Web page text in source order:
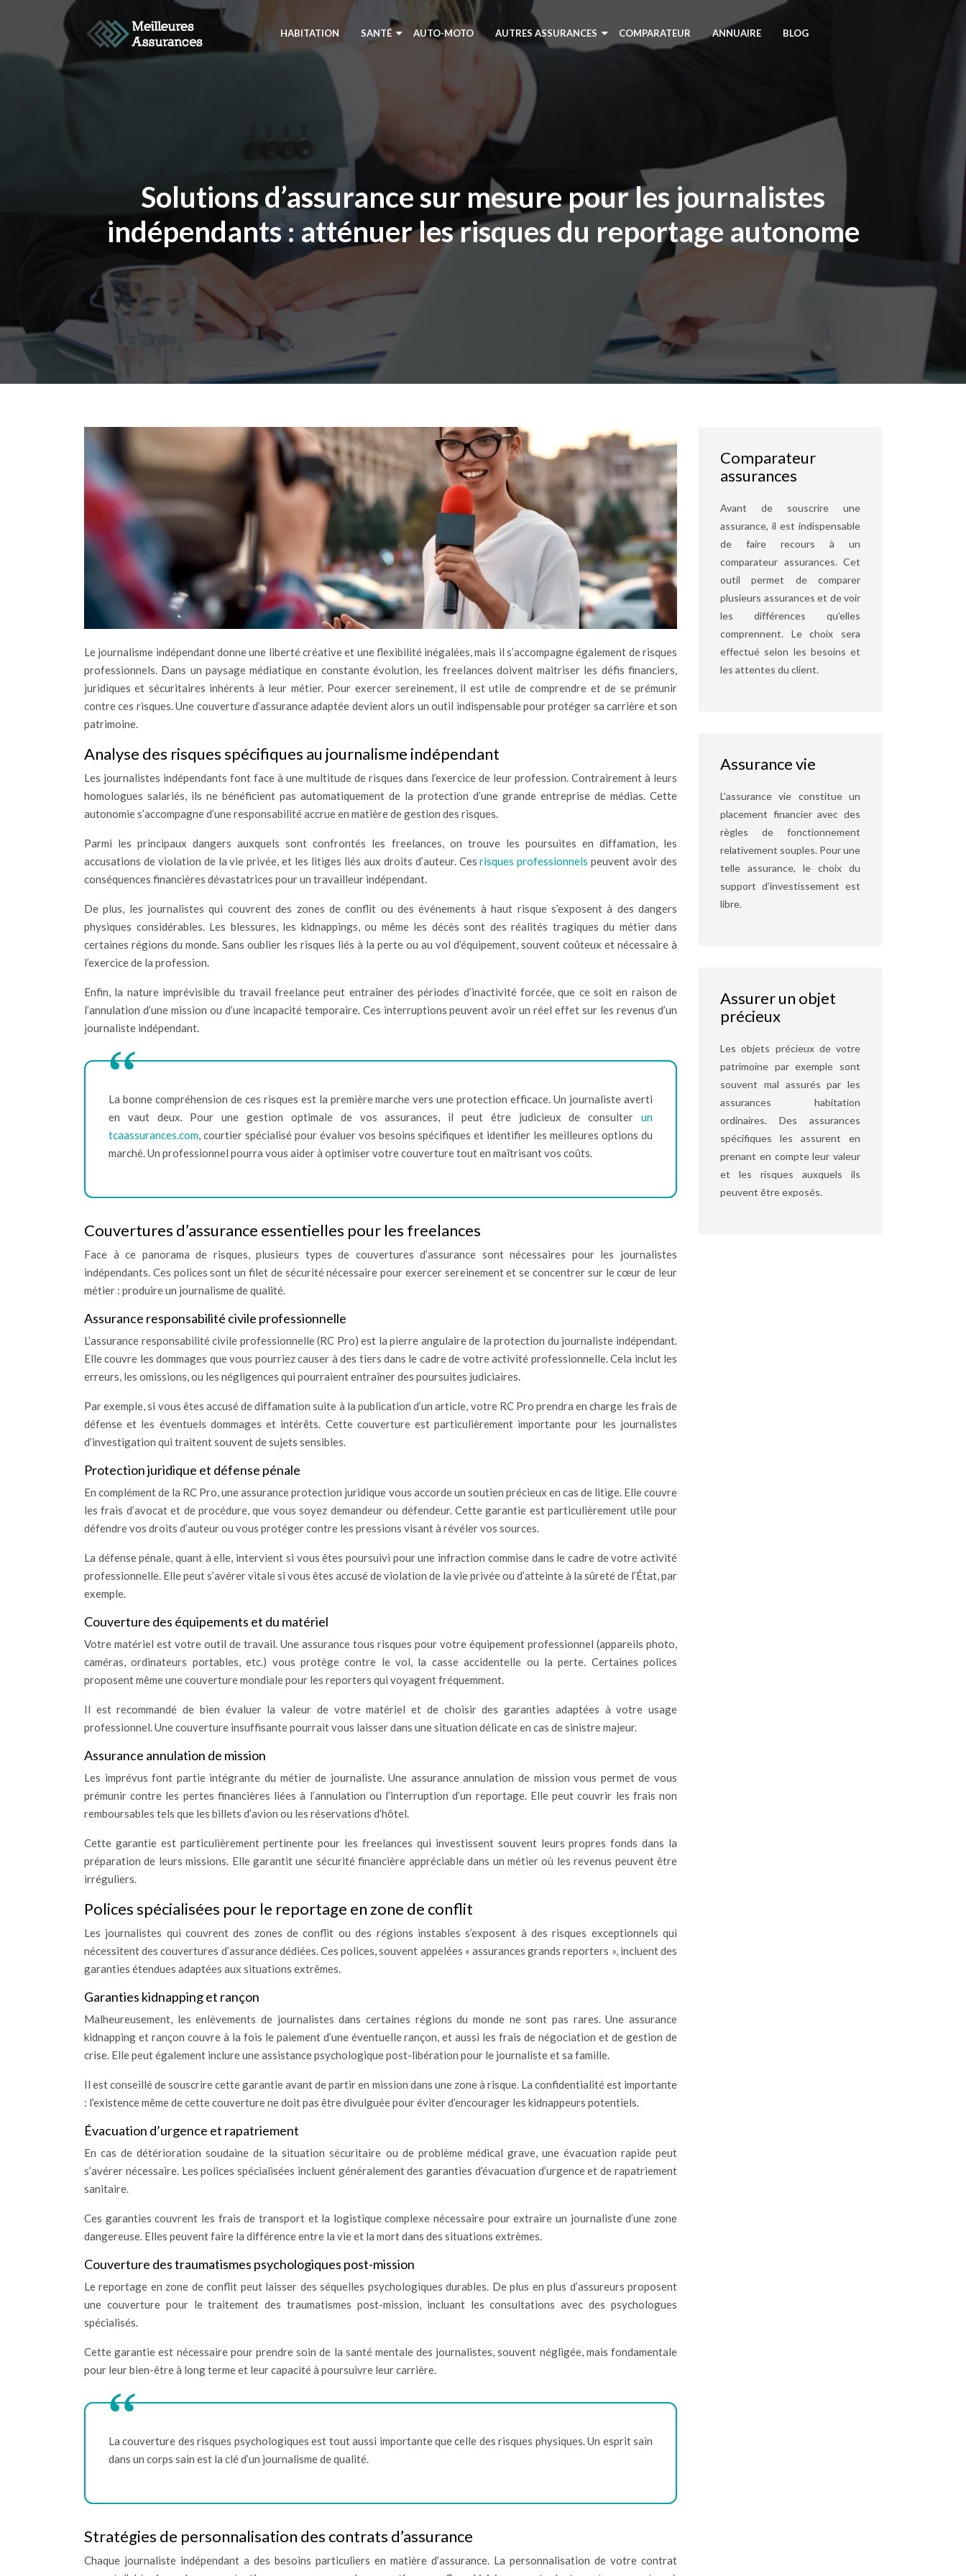
HABITATION SANTÉ AUTO-MOTO AUTRES ASSURANCES COMPARATEUR ANNUAIRE BLOG
Solutions d’assurance sur mesure pour les journalistes
indépendants : atténuer les risques du reportage autonome
Le journalisme indépendant donne une liberté créative et une flexibilité inégalées, mais il s’accompagne également de risques
professionnels. Dans un paysage médiatique en constante évolution, les freelances doivent maitriser les défis financiers,
juridiques et sécuritaires inhérents à leur métier. Pour exercer sereinement, il est utile de comprendre et de se prémunir
contre ces risques. Une couverture d’assurance adaptée devient alors un outil indispensable pour protéger sa carrière et son
patrimoine.
Analyse des risques spécifiques au journalisme indépendant
Les journalistes indépendants font face à une multitude de risques dans l’exercice de leur profession. Contrairement à leurs
homologues salariés, ils ne bénéficient pas automatiquement de la protection d’une grande entreprise de médias. Cette
autonomie s’accompagne d’une responsabilité accrue en matière de gestion des risques.
Parmi les principaux dangers auxquels sont confrontés les freelances, on trouve les poursuites en diffamation, les
accusations de violation de la vie privée, et les litiges liés aux droits d’auteur. Cesrisques professionnelspeuvent avoir des
conséquences financières dévastatrices pour un travailleur indépendant.
De plus, les journalistes qui couvrent des zones de conflit ou des événements à haut risque s’exposent à des dangers
physiques considérables. Les blessures, les kidnappings, ou même les décès sont des réalités tragiques du métier dans
certaines régions du monde. Sans oublier les risques liés à la perte ou au vol d’équipement, souvent coûteux et nécessaire à
l’exercice de la profession.
Enfin, la nature imprévisible du travail freelance peut entraîner des périodes d’inactivité forcée, que ce soit en raison de
l’annulation d’une mission ou d’une incapacité temporaire. Ces interruptions peuvent avoir un réel effet sur les revenus d’un
journaliste indépendant.
La bonne compréhension de ces risques est la première marche vers une protection efficace. Un journaliste averti
en vaut deux. Pour une gestion optimale de vos assurances, il peut être judicieux de consulter un
tcaassurances.com, courtier spécialisé pour évaluer vos besoins spécifiques et identifier les meilleures options du
marché. Un professionnel pourra vous aider à optimiser votre couverture tout en maîtrisant vos coûts.
Couvertures d’assurance essentielles pour les freelances
Face à ce panorama de risques, plusieurs types de couvertures d’assurance sont nécessaires pour les journalistes
indépendants. Ces polices sont un filet de sécurité nécessaire pour exercer sereinement et se concentrer sur le cœur de leur
métier : produire un journalisme de qualité.
Assurance responsabilité civile professionnelle
L’assurance responsabilité civile professionnelle (RC Pro) est la pierre angulaire de la protection du journaliste indépendant.
Elle couvre les dommages que vous pourriez causer à des tiers dans le cadre de votre activité professionnelle. Cela inclut les
erreurs, les omissions, ou les négligences qui pourraient entraîner des poursuites judiciaires.
Par exemple, si vous êtes accusé de diffamation suite à la publication d’un article, votre RC Pro prendra en charge les frais de
défense et les éventuels dommages et intérêts. Cette couverture est particulièrement importante pour les journalistes
d’investigation qui traitent souvent de sujets sensibles.
Protection juridique et défense pénale
En complément de la RC Pro, une assurance protection juridique vous accorde un soutien précieux en cas de litige. Elle couvre
les frais d’avocat et de procédure, que vous soyez demandeur ou défendeur. Cette garantie est particulièrement utile pour
défendre vos droits d’auteur ou vous protéger contre les pressions visant à révéler vos sources.
La défense pénale, quant à elle, intervient si vous êtes poursuivi pour une infraction commise dans le cadre de votre activité
professionnelle. Elle peut s’avérer vitale si vous êtes accusé de violation de la vie privée ou d’atteinte à la sûreté de l’État, par
exemple.
Couverture des équipements et du matériel
Votre matériel est votre outil de travail. Une assurance tous risques pour votre équipement professionnel (appareils photo,
caméras, ordinateurs portables, etc.) vous protège contre le vol, la casse accidentelle ou la perte. Certaines polices
proposent même une couverture mondiale pour les reporters qui voyagent fréquemment.
Il est recommandé de bien évaluer la valeur de votre matériel et de choisir des garanties adaptées à votre usage
professionnel. Une couverture insuffisante pourrait vous laisser dans une situation délicate en cas de sinistre majeur.
Assurance annulation de mission
Les imprévus font partie intégrante du métier de journaliste. Une assurance annulation de mission vous permet de vous
prémunir contre les pertes financières liées à l’annulation ou l’interruption d’un reportage. Elle peut couvrir les frais non
remboursables tels que les billets d’avion ou les réservations d’hôtel.
Cette garantie est particulièrement pertinente pour les freelances qui investissent souvent leurs propres fonds dans la
préparation de leurs missions. Elle garantit une sécurité financière appréciable dans un métier où les revenus peuvent être
irréguliers.
Polices spécialisées pour le reportage en zone de conflit
Les journalistes qui couvrent des zones de conflit ou des régions instables s’exposent à des risques exceptionnels qui
nécessitent des couvertures d’assurance dédiées. Ces polices, souvent appelées « assurances grands reporters », incluent des
garanties étendues adaptées aux situations extrêmes.
Garanties kidnapping et rançon
Malheureusement, les enlèvements de journalistes dans certaines régions du monde ne sont pas rares. Une assurance
kidnapping et rançon couvre à la fois le paiement d’une éventuelle rançon, et aussi les frais de négociation et de gestion de
crise. Elle peut également inclure une assistance psychologique post-libération pour le journaliste et sa famille.
Il est conseillé de souscrire cette garantie avant de partir en mission dans une zone à risque. La confidentialité est importante
: l’existence même de cette couverture ne doit pas être divulguée pour éviter d’encourager les kidnappeurs potentiels.
Évacuation d’urgence et rapatriement
En cas de détérioration soudaine de la situation sécuritaire ou de problème médical grave, une évacuation rapide peut
s’avérer nécessaire. Les polices spécialisées incluent généralement des garanties d’évacuation d’urgence et de rapatriement
sanitaire.
Ces garanties couvrent les frais de transport et la logistique complexe nécessaire pour extraire un journaliste d’une zone
dangereuse. Elles peuvent faire la différence entre la vie et la mort dans des situations extrèmes.
Couverture des traumatismes psychologiques post-mission
Le reportage en zone de conflit peut laisser des séquelles psychologiques durables. De plus en plus d’assureurs proposent
une couverture pour le traitement des traumatismes post-mission, incluant les consultations avec des psychologues
spécialisés.
Cette garantie est nécessaire pour prendre soin de la santé mentale des journalistes, souvent négligée, mais fondamentale
pour leur bien-être à long terme et leur capacité à poursuivre leur carrière.
La couverture des risques psychologiques est tout aussi importante que celle des risques physiques. Un esprit sain
dans un corps sain est la clé d’un journalisme de qualité.
Stratégies de personnalisation des contrats d’assurance
Chaque journaliste indépendant a des besoins particuliers en matière d’assurance. La personnalisation de votre contrat
Comparateur
assurances
Avant de souscrire une
assurance, il est indispensable
de faire recours à un
comparateur assurances. Cet
outil permet de comparer
plusieurs assurances et de voir
les différences qu’elles
comprennent. Le choix sera
effectué selon les besoins et
les attentes du client.
Assurance vie
L’assurance vie constitue un
placement financier avec des
règles de fonctionnement
relativement souples. Pour une
telle assurance, le choix du
support d’investissement est
libre.
Assurer un objet
précieux
Les objets précieux de votre
patrimoine par exemple sont
souvent mal assurés par les
assurances habitation
ordinaires. Des assurances
spécifiques les assurent en
prenant en compte leur valeur
et les risques auxquels ils
peuvent être exposés.